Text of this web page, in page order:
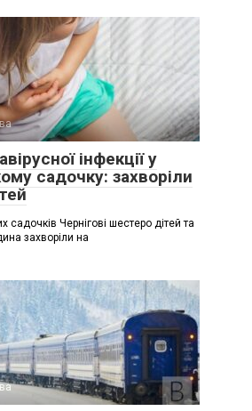
інфекції у
садочку: захворіли
садочків Чернігові шестеро дітей та
захворіли на